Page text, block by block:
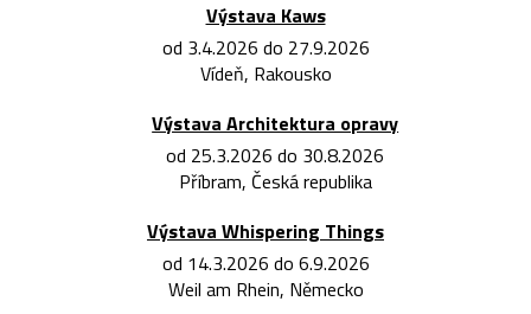
Výstava Kaws
od 3.4.2026 do 27.9.2026
Vídeň, Rakousko
Výstava Architektura opravy
od 25.3.2026 do 30.8.2026
Příbram, Česká republika
Výstava Whispering Things
od 14.3.2026 do 6.9.2026
Weil am Rhein, Německo